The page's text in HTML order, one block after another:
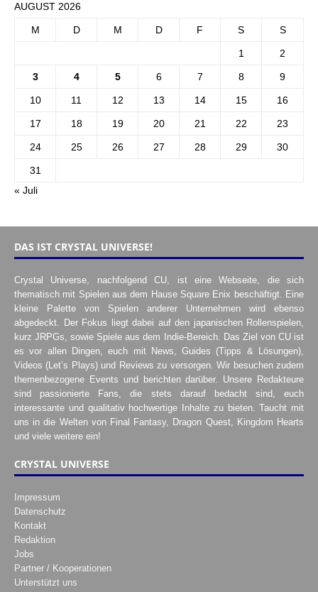
AUGUST 2026
M D M D F S S
1 2
3 4 5 6 7 8 9
10 11 12 13 14 15 16
17 18 19 20 21 22 23
24 25 26 27 28 29 30
31
« Juli
DAS IST CRYSTAL UNIVERSE!
Crystal Universe, nachfolgend CU, ist eine Webseite, die sich
thematisch mit Spielen aus dem Hause Square Enix beschäftigt. Eine
kleine Palette von Spielen anderer Unternehmen wird ebenso
abgedeckt. Der Fokus liegt dabei auf den japanischen Rollenspielen,
kurz JRPGs, sowie Spiele aus dem Indie-Bereich. Das Ziel von CU ist
es vor allen Dingen, euch mit News, Guides (Tipps & Lösungen),
Videos (Let’s Plays) und Reviews zu versorgen. Wir besuchen zudem
themenbezogene Events und berichten darüber. Unsere Redakteure
sind passionierte Fans, die stets darauf bedacht sind, euch
interessante und qualitativ hochwertige Inhalte zu bieten. Taucht mit
uns in die Welten von Final Fantasy, Dragon Quest, Kingdom Hearts
und viele weitere ein!
CRYSTAL UNIVERSE
Impressum
Datenschutz
Kontakt
Redaktion
Jobs
Partner / Kooperationen
Unterstützt uns